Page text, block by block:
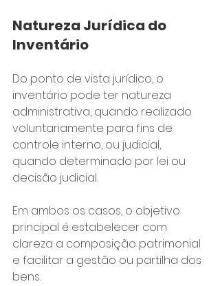
Natureza Jurídica do
Inventário
Do ponto de vista jurídico, o
inventário pode ter natureza
administrativa, quando realizado
voluntariamente para fins de
controle interno, ou judicial,
quando determinado por lei ou
decisão judicial.
Em ambos os casos, o objetivo
principal é estabelecer com
clareza a composição patrimonial
e facilitar a gestão ou partilha dos
bens.